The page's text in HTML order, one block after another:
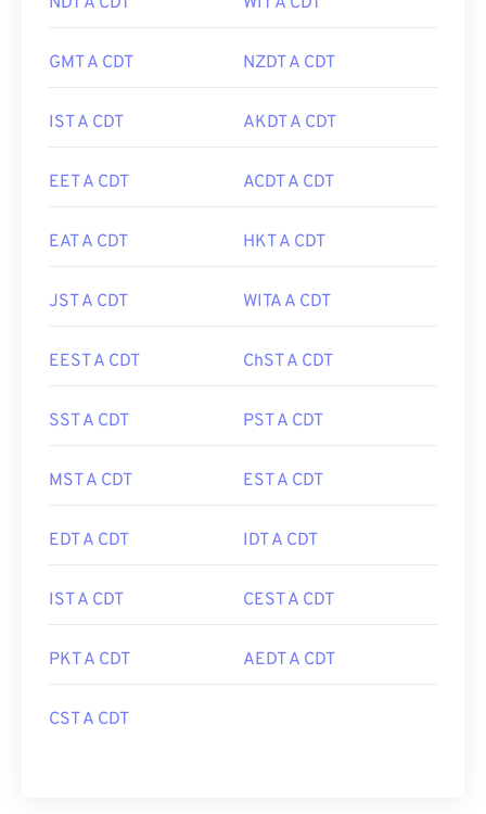
GMT A CDT NZDT A CDT
IST A CDT AKDT A CDT
EET A CDT ACDT A CDT
EAT A CDT HKT A CDT
JST A CDT WITA A CDT
EEST A CDT ChST A CDT
SST A CDT PST A CDT
MST A CDT EST A CDT
EDT A CDT IDT A CDT
IST A CDT CEST A CDT
PKT A CDT AEDT A CDT
CST A CDT